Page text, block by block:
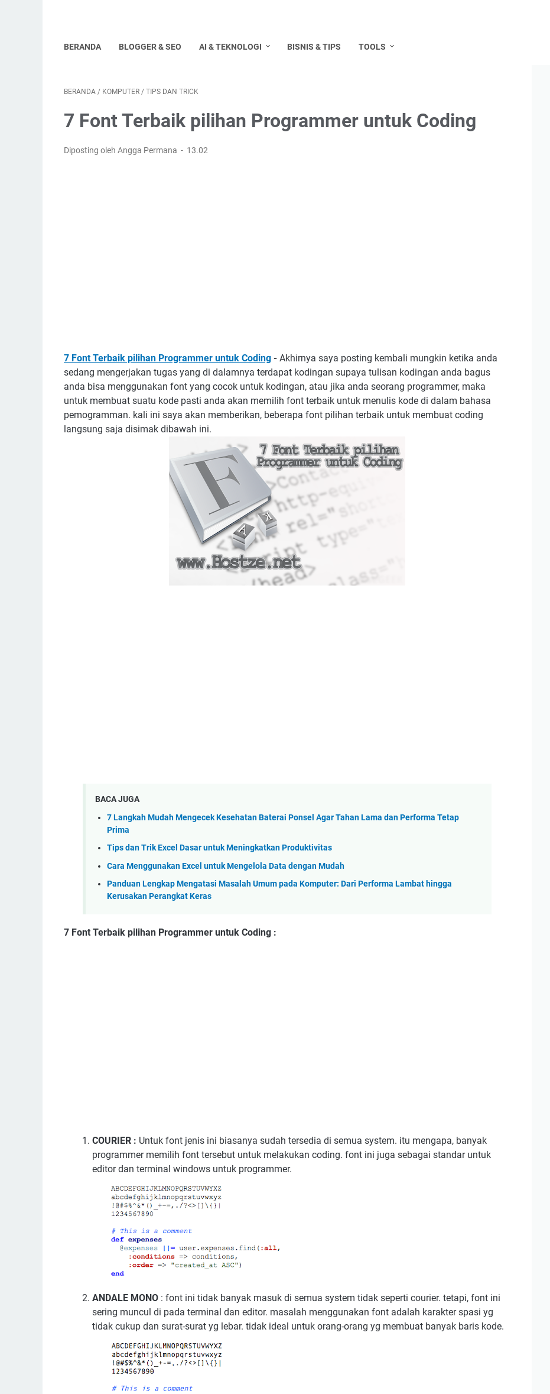
BERANDA BLOGGER & SEO AI & TEKNOLOGI BISNIS & TIPS TOOLS
BERANDA / KOMPUTER / TIPS DAN TRICK
7 Font Terbaik pilihan Programmer untuk Coding
Diposting oleh Angga Permana 13.02
7 Font Terbaik pilihan Programmer untuk Coding - Akhirnya saya posting kembali mungkin ketika anda
sedang mengerjakan tugas yang di dalamnya terdapat kodingan supaya tulisan kodingan anda bagus
anda bisa menggunakan font yang cocok untuk kodingan, atau jika anda seorang programmer, maka
untuk membuat suatu kode pasti anda akan memilih font terbaik untuk menulis kode di dalam bahasa
pemogramman. kali ini saya akan memberikan, beberapa font pilihan terbaik untuk membuat coding
langsung saja disimak dibawah ini.
BACA JUGA
7 Langkah Mudah Mengecek Kesehatan Baterai Ponsel Agar Tahan Lama dan Performa Tetap
Prima
Tips dan Trik Excel Dasar untuk Meningkatkan Produktivitas
Cara Menggunakan Excel untuk Mengelola Data dengan Mudah
Panduan Lengkap Mengatasi Masalah Umum pada Komputer: Dari Performa Lambat hingga
Kerusakan Perangkat Keras
7 Font Terbaik pilihan Programmer untuk Coding :
COURIER : Untuk font jenis ini biasanya sudah tersedia di semua system. itu mengapa, banyak
programmer memilih font tersebut untuk melakukan coding. font ini juga sebagai standar untuk
editor dan terminal windows untuk programmer.
ANDALE MONO : font ini tidak banyak masuk di semua system tidak seperti courier. tetapi, font ini
sering muncul di pada terminal dan editor. masalah menggunakan font adalah karakter spasi yg
tidak cukup dan surat-surat yg lebar. tidak ideal untuk orang-orang yg membuat banyak baris kode.